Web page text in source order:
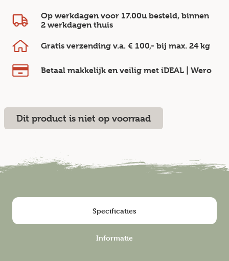
Op werkdagen voor 17.00u besteld, binnen
2 werkdagen thuis
Gratis verzending v.a. € 100,- bij max. 24 kg
Betaal makkelijk en veilig met iDEAL | Wero
Dit product is niet op voorraad
Specificaties
Informatie